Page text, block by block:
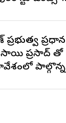
ప్రభుత్వ ప్రధాన
సాయి ప్రసాద్ తో
పాల్గొన్న